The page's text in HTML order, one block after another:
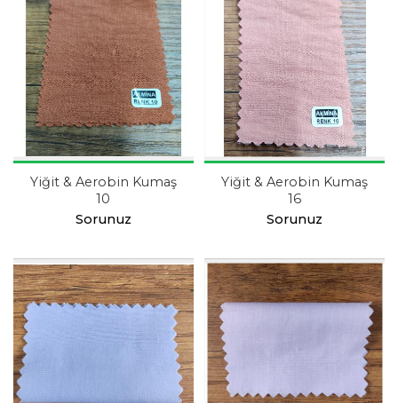
Yiğit & Aerobin Kumaş
10
Sorunuz
Yiğit & Aerobin Kumaş
16
Sorunuz